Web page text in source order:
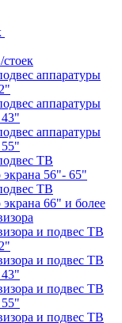
аппаратуры
аппаратуры
аппаратуры
ТВ
56"- 65"
ТВ
66" и более
и подвес ТВ
и подвес ТВ
и подвес ТВ
и подвес ТВ